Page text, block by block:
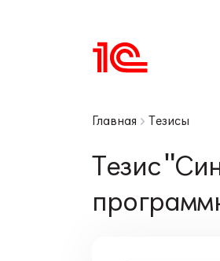
Главная Тезисы
Тезис